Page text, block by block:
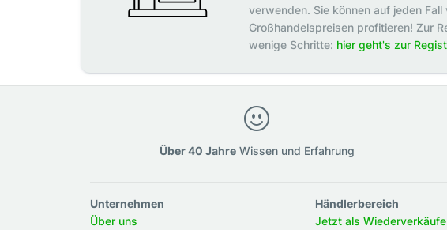
verwenden. Sie können auf jeden
Großhandelspreisen profitieren! Zur
wenige Schritte: hier geht's zur
Über 40 JahreWissen und Erfahrung
Unternehmen
Über uns
Händlerbereich
Jetzt als